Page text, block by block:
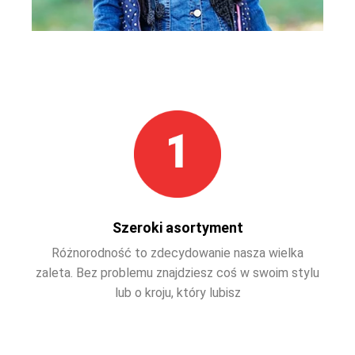
Szeroki asortyment
Różnorodność to zdecydowanie nasza wielka
zaleta. Bez problemu znajdziesz coś w swoim stylu
lub o kroju, który lubisz